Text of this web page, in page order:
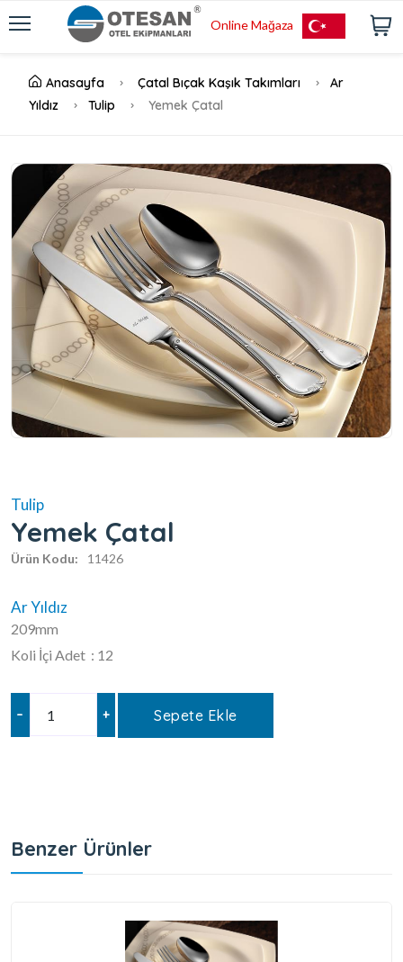
Online Mağaza
Anasayfa Çatal Bıçak Kaşık Takımları
Ar
Yıldız
Tulip Yemek Çatal
Tulip
Yemek Çatal
Ürün Kodu: 11426
Ar Yıldız
209mm
Koli İçi Adet : 12
– + Sepete Ekle
Benzer Ürünler